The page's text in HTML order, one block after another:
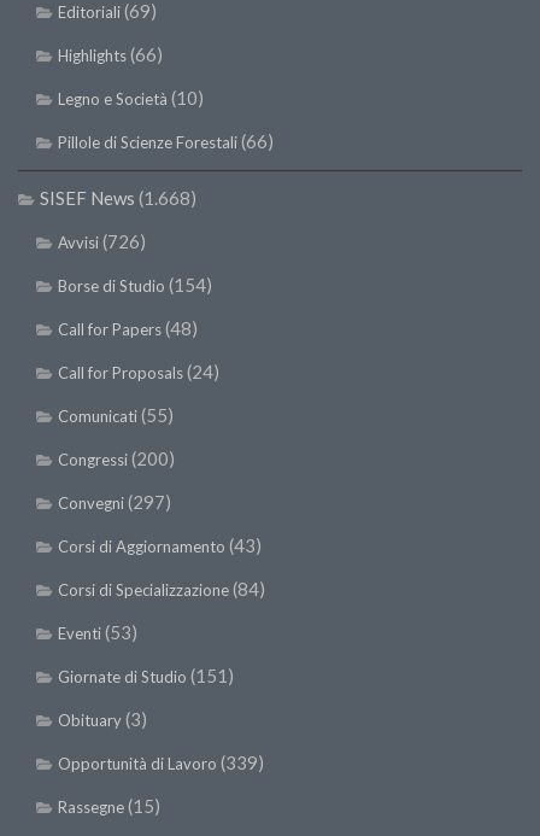
Editoriali(69)
Highlights(66)
Legno e Società (10)
Pillole di Scienze Forestali(66)
SISEF News (1.668)
Avvisi(726)
Borse di Studio (154)
Call for Papers(48)
Call for Proposals(24)
Comunicati(55)
Congressi(200)
Convegni(297)
Corsi di Aggiornamento (43)
Corsi di Specializzazione(84)
Eventi(53)
Giornate di Studio (151)
Obituary(3)
Opportunità di Lavoro (339)
Rassegne(15)